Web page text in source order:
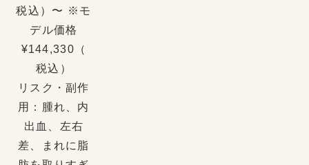
税込）〜 ※モ
デル価格
¥144,330（
税込）
リスク・副作
用：腫れ、内
出血、左右
差、まれに脂